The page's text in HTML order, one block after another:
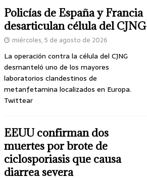
Policías de España y Francia
desarticulan célula del CJNG
miércoles, 5 de agosto de 2026
La operación contra la célula del CJNG
desmanteló uno de los mayores
laboratorios clandestinos de
metanfetamina localizados en Europa.
Twittear
EEUU confirman dos
muertes por brote de
ciclosporiasis que causa
diarrea severa